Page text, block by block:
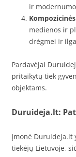
ir
medienos ir
drėgmei ir
Pardavėjai
pritaikytų tiek
objektams.
Duruideja.lt:
Įmonė Duruideja.lt
tiekėjų Lietuvoje,